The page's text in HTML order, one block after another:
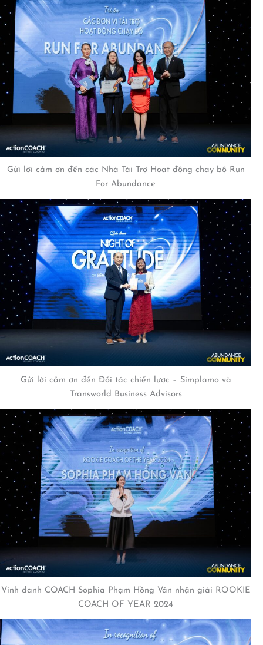
Gửi lời cảm ơn đến các Nhà Tài Trợ Hoạt động chạy bộ Run
For Abundance
Gửi lời cảm ơn đến Đối tác chiến lược – Simplamo và
Transworld Business Advisors
Vinh danh COACH Sophia Phạm Hồng Vân nhận giải ROOKIE
COACH OF YEAR 2024